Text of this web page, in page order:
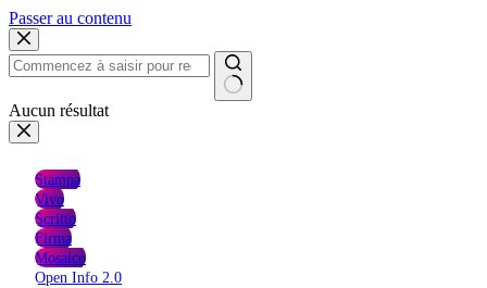
Passer au contenu
Aucun résultat
Stampa
Vivo
Scritto
Firma
Mosaico
Open Info 2.0